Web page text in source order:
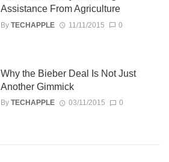
Assistance From Agriculture
By TECHAPPLE 11/11/2015 0
Why the Bieber Deal Is Not Just
Another Gimmick
By TECHAPPLE 03/11/2015 0